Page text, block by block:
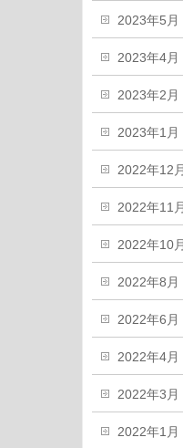
2023年5月
2023年4月
2023年2月
2023年1月
2022年12月
2022年11月
2022年10月
2022年8月
2022年6月
2022年4月
2022年3月
2022年1月